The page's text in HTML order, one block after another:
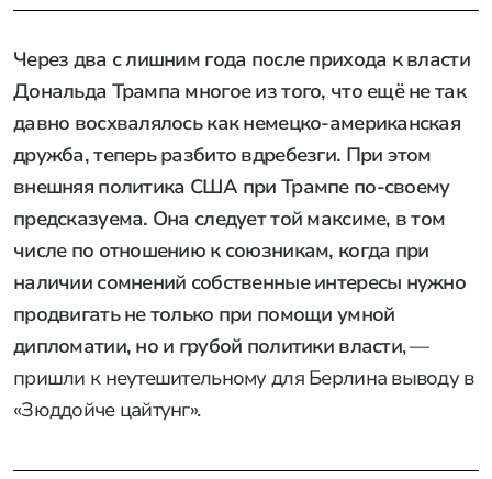
Через два с лишним года после прихода к власти
Дональда Трампа многое из того, что ещё не так
давно восхвалялось как немецко-американская
дружба, теперь разбито вдребезги. При этом
внешняя политика США при Трампе по-своему
предсказуема. Она следует той максиме, в том
числе по отношению к союзникам, когда при
наличии сомнений собственные интересы нужно
продвигать не только при помощи умной
дипломатии, но и грубой политики власти, —
пришли к неутешительному для Берлина выводу в
«Зюддойче цайтунг».